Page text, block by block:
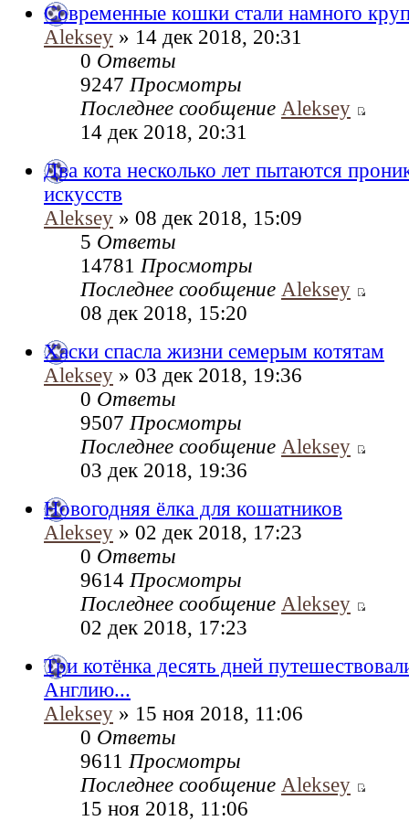
Современные кошки стали намного
Aleksey » 14 дек 2018, 20:31
0 Ответы
9247 Просмотры
Последнее сообщение Aleksey
14 дек 2018, 20:31
Два кота несколько лет пытаются
искусств
Aleksey » 08 дек 2018, 15:09
5 Ответы
14781 Просмотры
Последнее сообщение Aleksey
08 дек 2018, 15:20
Хаски спасла жизни семерым котята­м
Aleksey » 03 дек 2018, 19:36
0 Ответы
9507 Просмотры
Последнее сообщение Aleksey
03 дек 2018, 19:36
Новогодняя ёлка для кошатников
Aleksey » 02 дек 2018, 17:23
0 Ответы
9614 Просмотры
Последнее сообщение Aleksey
02 дек 2018, 17:23
Три котёнка десять дней
Англию...
Aleksey » 15 ноя 2018, 11:06
0 Ответы
9611 Просмотры
Последнее сообщение Aleksey
15 ноя 2018, 11:06